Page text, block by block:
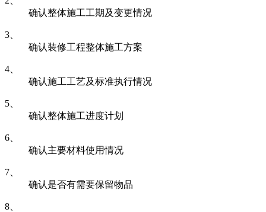
确认整体施工工期及变更情况
3、
确认装修工程整体施工方案
4、
确认施工工艺及标准执行情况
5、
确认整体施工进度计划
6、
确认主要材料使用情况
7、
确认是否有需要保留物品
8、